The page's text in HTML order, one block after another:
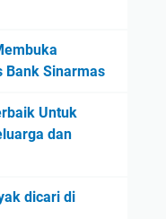
Bank Sinarmas
Untuk
dan
dicari di